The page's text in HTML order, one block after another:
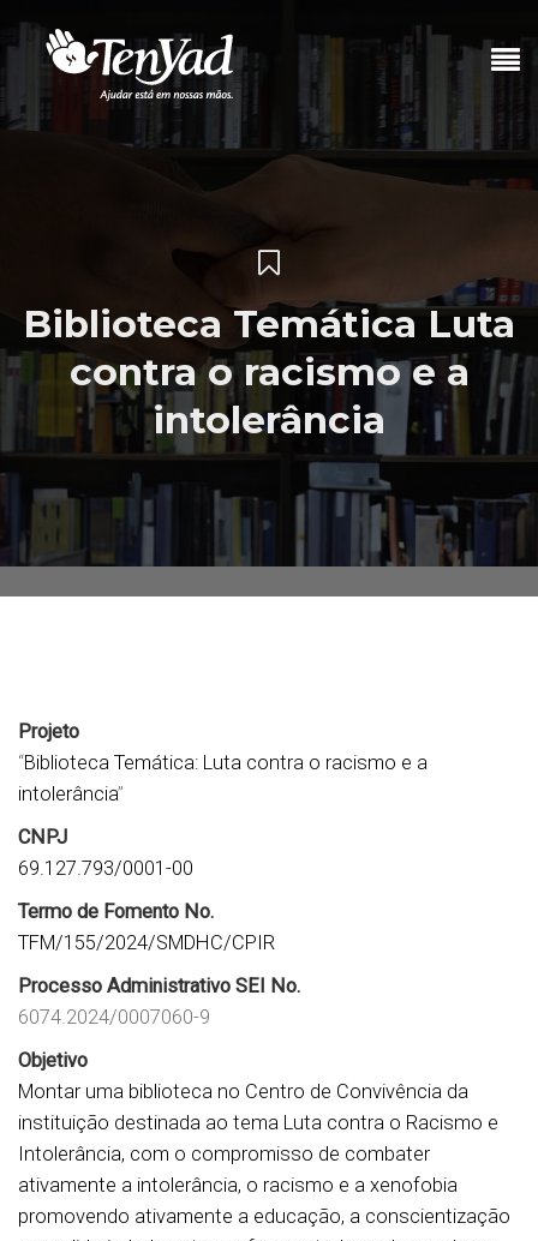
Biblioteca Temática Luta
contra o racismo e a
intolerância
Projeto
“Biblioteca Temática: Luta contra o racismo e a
intolerância”
CNPJ
69.127.793/0001-00
Termo de Fomento No.
TFM/155/2024/SMDHC/CPIR
Processo Administrativo SEI No.
6074.2024/0007060-9
Objetivo
Montar uma biblioteca no Centro de Convivência da
instituição destinada ao tema Luta contra o Racismo e
Intolerância, com o compromisso de combater
ativamente a intolerância, o racismo e a xenofobia
promovendo ativamente a educação, a conscientização